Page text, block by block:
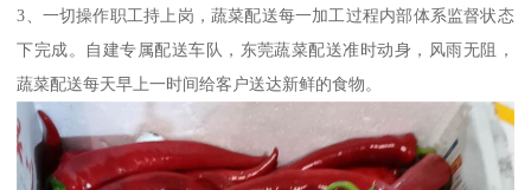
3、一切操作职工持上岗，蔬菜配送每一加工过程内部体系监督状态
下完成。自建专属配送车队，东莞蔬菜配送准时动身，风雨无阻，
蔬菜配送每天早上一时间给客户送达新鲜的食物。